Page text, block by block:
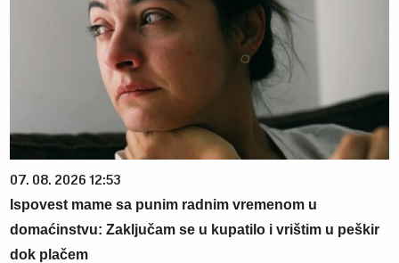
07. 08. 2026 12:53
Ispovest mame sa punim radnim vremenom u
domaćinstvu: Zaključam se u kupatilo i vrištim u peškir
dok plačem